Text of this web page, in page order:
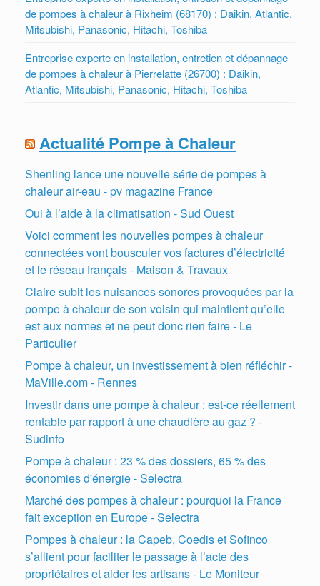
de pompes à chaleur à Rixheim (68170) : Daikin, Atlantic,
Mitsubishi, Panasonic, Hitachi, Toshiba
Entreprise experte en installation, entretien et dépannage
de pompes à chaleur à Pierrelatte (26700) : Daikin,
Atlantic, Mitsubishi, Panasonic, Hitachi, Toshiba
Actualité Pompe à Chaleur
Shenling lance une nouvelle série de pompes à
chaleur air-eau - pv magazine France
Oui à l’aide à la climatisation - Sud Ouest
Voici comment les nouvelles pompes à chaleur
connectées vont bousculer vos factures d’électricité
et le réseau français - Maison & Travaux
Claire subit les nuisances sonores provoquées par la
pompe à chaleur de son voisin qui maintient qu’elle
est aux normes et ne peut donc rien faire - Le
Particulier
Pompe à chaleur, un investissement à bien réfléchir -
MaVille.com - Rennes
Investir dans une pompe à chaleur : est-ce réellement
rentable par rapport à une chaudière au gaz ? -
Sudinfo
Pompe à chaleur : 23 % des dossiers, 65 % des
économies d'énergie - Selectra
Marché des pompes à chaleur : pourquoi la France
fait exception en Europe - Selectra
Pompes à chaleur : la Capeb, Coedis et Sofinco
s’allient pour faciliter le passage à l’acte des
propriétaires et aider les artisans - Le Moniteur